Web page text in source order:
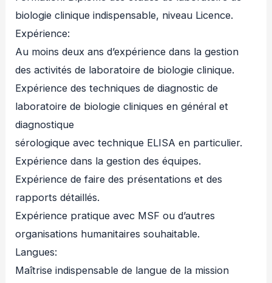
biologie clinique indispensable, niveau Licence.
Expérience:
Au moins deux ans d’expérience dans la gestion
des activités de laboratoire de biologie clinique.
Expérience des techniques de diagnostic de
laboratoire de biologie cliniques en général et
diagnostique
sérologique avec technique ELISA en particulier.
Expérience dans la gestion des équipes.
Expérience de faire des présentations et des
rapports détaillés.
Expérience pratique avec MSF ou d’autres
organisations humanitaires souhaitable.
Langues:
Maîtrise indispensable de langue de la mission